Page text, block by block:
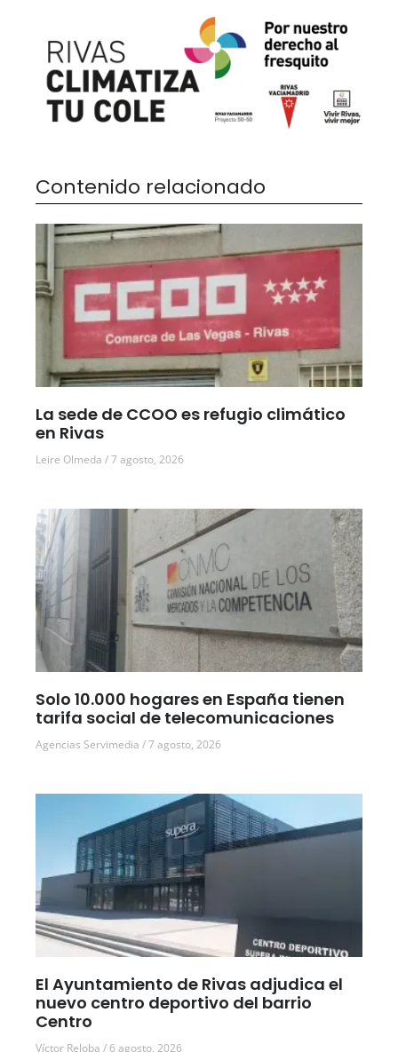
Contenido relacionado
La sede de CCOO es refugio climático
en Rivas
Leire Olmeda 7 agosto, 2026
Solo 10.000 hogares en España tienen
tarifa social de telecomunicaciones
Agencias Servimedia 7 agosto, 2026
El Ayuntamiento de Rivas adjudica el
nuevo centro deportivo del barrio
Centro
Víctor Reloba 6 agosto, 2026